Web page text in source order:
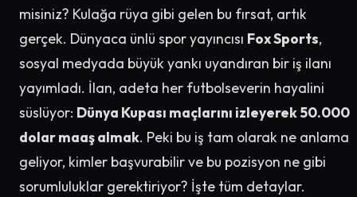
misiniz? Kulağa rüya gibi gelen bu fırsat, artık
gerçek. Dünyaca ünlü spor yayıncısı Fox Sports,
sosyal medyada büyük yankı uyandıran bir iş ilanı
yayımladı. İlan, adeta her futbolseverin hayalini
süslüyor: Dünya Kupası maçlarını izleyerek 50.000
dolar maaş almak. Peki bu iş tam olarak ne anlama
geliyor, kimler başvurabilir ve bu pozisyon ne gibi
sorumluluklar gerektiriyor? İşte tüm detaylar.